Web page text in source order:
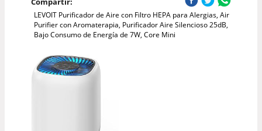
LEVOIT Purificador de Aire con Filtro HEPA para Alergias, Air
Purifier con Aromaterapia, Purificador Aire Silencioso 25dB,
Bajo Consumo de Energía de 7W, Core Mini